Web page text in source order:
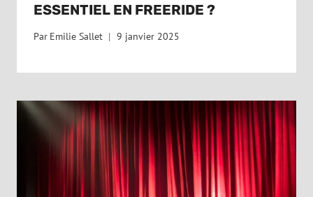
ESSENTIEL EN FREERIDE ?
Par Emilie Sallet 9 janvier 2025